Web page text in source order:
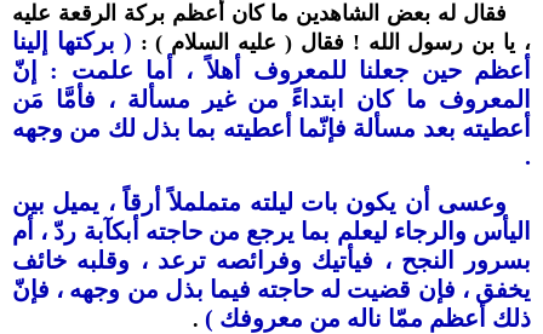
فقال له بعض الشاهدين ما كان أعظم بركة الرقعة عليه
، يا بن رسول الله ! فقال ( عليه السلام ) : ( بركتها إلينا
أعظم حين جعلنا للمعروف أهلاً ، أما علمت : إنّ
المعروف ما كان ابتداءً من غير مسألة ، فأمَّا مَن
أعطيته بعد مسألة فإنّما أعطيته بما بذل لك من وجهه
.
وعسى أن يكون بات ليلته متململاً أرقاً ، يميل بين
اليأس والرجاء ليعلم بما يرجع من حاجته أبكآبة ردّ ، أم
بسرور النجح ، فيأتيك وفرائصه ترعد ، وقلبه خائف
يخفق ، فإن قضيت له حاجته فيما بذل من وجهه ، فإنّ
ذلك أعظم ممّا ناله من معروفك ) .